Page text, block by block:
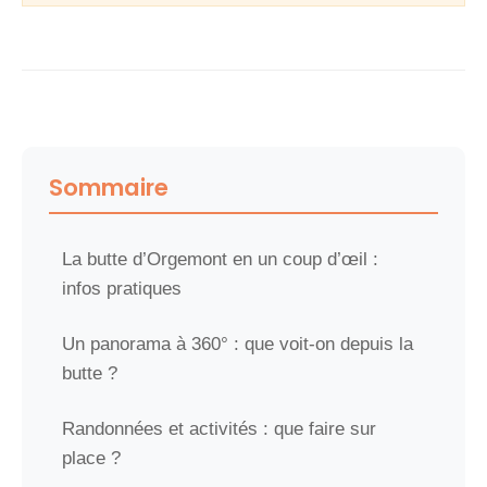
Sommaire
La butte d’Orgemont en un coup d’œil :
infos pratiques
Un panorama à 360° : que voit-on depuis la
butte ?
Randonnées et activités : que faire sur
place ?